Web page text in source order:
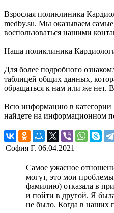
Взрослая поликлиника
medby.su. Мы оказываем
воспользоваться нашими
Наша поликлиника
Для более подробного
таблицей общих данных,
обращаться к нам или же нет.
Всю информацию в категории
найдете на информационном
София Г. 06.04.2021
Самое ужасное
могут, это мои
фамилию) отказала в
и пойти в другой. Я
не было. Когда в наших